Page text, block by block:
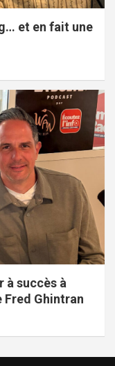
et en fait une
à succès à
Fred Ghintran